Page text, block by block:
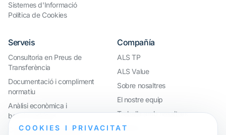
Sistemes d'Informació
Política de Cookies
Serveis
Consultoria en Preus de
Transferència
Documentació i compliment
normatiu
Anàlisi econòmica i
benchmarkings
Compliment internacional i
Compañía
ALS TP
ALS Value
Sobre nosaltres
El nostre equip
Treballa amb nosaltres
Webinar
COOKIES I PRIVACITAT